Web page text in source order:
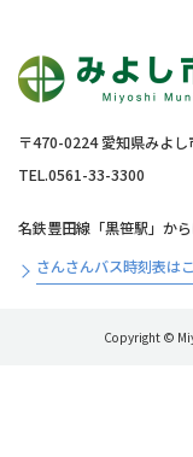
〒470-0224 愛知県みよ
TEL.0561-33-3300
名鉄豊田線「黒笹駅」か
さんさんバス時刻表は
Copyright ©